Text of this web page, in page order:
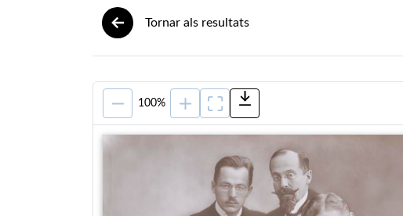
Tornar als resultats
100%